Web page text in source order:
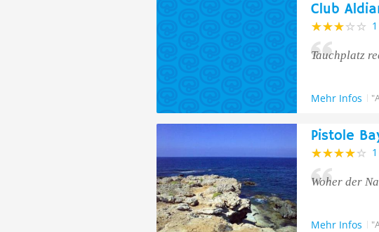
Club
Tauchplatz
Mehr Infos
Pistole
Woher der
Mehr Infos